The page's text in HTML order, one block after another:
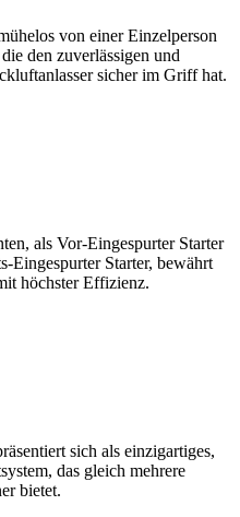
von einer Einzelperson
den zuverlässigen und
sicher im Griff hat.
als Vor-Eingespurter Starter
Eingespurter Starter, bewährt
höchster Effizienz.
sich als einzigartiges,
das gleich mehrere
bietet.